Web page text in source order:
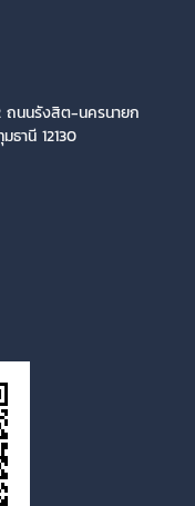
ถนนรังสิต-นครนายก
านี 12130